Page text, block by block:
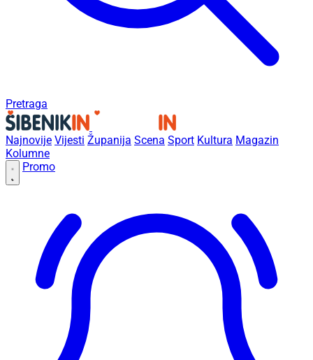
Pretraga
Najnovije Vijesti Županija Scena Sport Kultura Magazin
Kolumne
Promo